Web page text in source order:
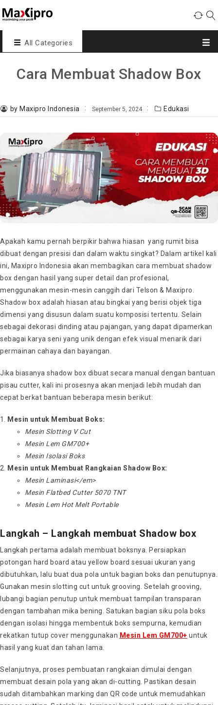
All Categories
Cara Membuat Shadow Box
by Maxipro Indonesia September 5, 2024 Edukasi
Apakah kamu pernah berpikir bahwa hiasan yang rumit bisa
dibuat dengan presisi dan dalam waktu singkat? Dalam artikel kali
ini, Maxipro Indonesia akan membagikan cara membuat shadow
box dengan hasil yang super detail dan profesional,
menggunakan mesin-mesin canggih dari Telson & Maxipro.
Shadow box adalah hiasan atau bingkai yang berisi objek tiga
dimensi yang disusun dalam suatu komposisi tertentu. Selain
sebagai dekorasi dinding atau pajangan, yang dapat dipamerkan
sebagai karya seni yang unik dengan efek visual menarik dari
permainan cahaya dan bayangan.
Jika biasanya shadow box dibuat secara manual dengan bantuan
pisau cutter, kali ini prosesnya akan menjadi lebih mudah dan
cepat berkat bantuan beberapa mesin berikut:
Mesin untuk Membuat Boks:
Mesin Slotting V Cut
Mesin Lem GM700+
Mesin Isolasi Boks
Mesin untuk Membuat Rangkaian Shadow Box:
Mesin Laminasi</em>
Mesin Flatbed Cutter 5070 TNT
Mesin Lem Hot Melt Portable
Langkah – Langkah membuat Shadow box
Langkah pertama adalah membuat boksnya. Persiapkan
potongan hard board atau yellow board sesuai ukuran yang
dibutuhkan, lalu buat dua pola untuk bagian boks dan penutupnya.
Gunakan mesin slotting cut untuk grooving. Setelah grooving,
lubangi bagian penutup untuk membuat tampilan transparan
dengan tambahan mika bening. Satukan bagian siku pola boks
dengan isolasi hingga membentuk boks sempurna, kemudian
rekatkan tutup cover menggunakan Mesin Lem GM700+ untuk
hasil yang kuat dan tahan lama.
Selanjutnya, proses pembuatan rangkaian dimulai dengan
membuat desain pola yang akan di-cutting. Pastikan desain
sudah ditambahkan marking dan QR code untuk memudahkan